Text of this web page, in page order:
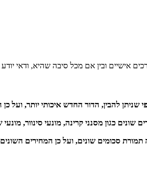
להבין, הדור החדש איכותי יותר, ועל כן
כגון מסנני קרינה, מונעי סינוור,
סכומים שונים, ועל כן המחירים